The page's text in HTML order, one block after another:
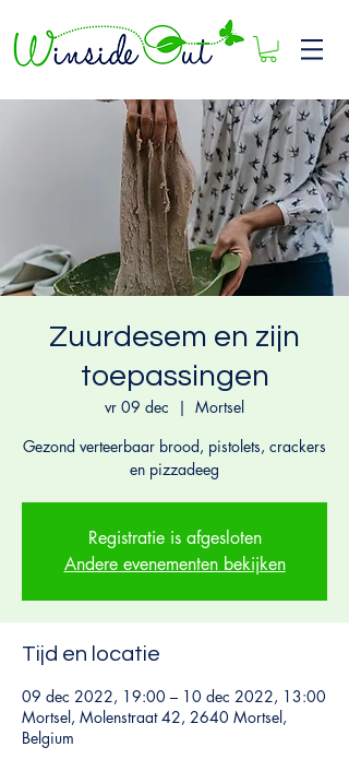
Zuurdesem en zijn
toepassingen
vr 09 dec
  |
Mortsel
Gezond verteerbaar brood, pistolets, crackers
en pizzadeeg
Registratie is afgesloten
Andere evenementen bekijken
Tijd en locatie
09 dec 2022, 19:00 – 10 dec 2022, 13:00
Mortsel, Molenstraat 42, 2640 Mortsel,
Belgium